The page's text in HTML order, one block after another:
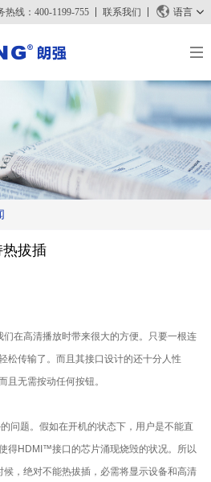
热线：400-1199-755 联系我们 语言
拔插
在高清播放时带来很大的方便。只要一根连
松传输了。而且其接口设计的还十分人性
且无需按动任何按钮。
问题。假如在开机的状态下，用户是不能直
得HDMI™接口的芯片涌现烧毁的状况。所以
，绝对不能热拔插，必需将显示设备和高清